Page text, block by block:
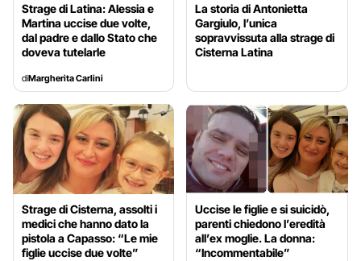
Strage di Latina: Alessia e
Martina uccise due volte,
dal padre e dallo Stato che
doveva tutelarle
diMargherita Carlini
La storia di Antonietta
Gargiulo, l’unica
sopravvissuta alla strage di
Cisterna Latina
Strage di Cisterna, assolti i
medici che hanno dato la
pistola a Capasso: “Le mie
figlie uccise due volte”
Uccise le figlie e si suicidò,
parenti chiedono l’eredità
all’ex moglie. La donna:
“Incommentabile”